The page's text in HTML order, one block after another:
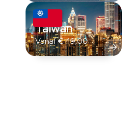
Taiwan
Vanaf€49,00